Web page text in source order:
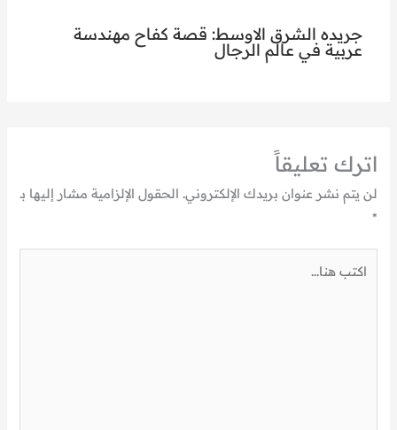
جريده الشرق الاوسط: قصة كفاح مهندسة
عربية في عالم الرجال
اترك تعليقاً
لن يتم نشر عنوان بريدك الإلكتروني. الحقول الإلزامية مشار إليها بـ
*